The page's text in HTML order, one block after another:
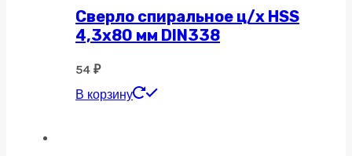
Сверло спиральное ц/х HSS
4,3х80 мм DIN338
54 ₽
В корзину